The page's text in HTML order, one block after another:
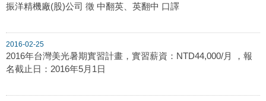
振洋精機廠(股)公司 徵 中翻英、英翻中 口譯
2016-02-25
2016年台灣美光暑期實習計畫，實習薪資：NTD44,000/月 ，報
名截止日：2016年5月1日